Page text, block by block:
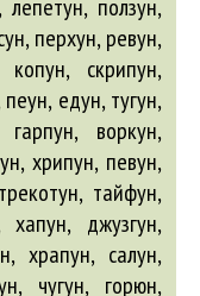
лепетун, ползун,
перхун, ревун,
скрипун,
едун, тугун,
воркун,
хрипун, певун,
тайфун,
хапун, джузгун,
храпун, салун,
чугун, горюн,